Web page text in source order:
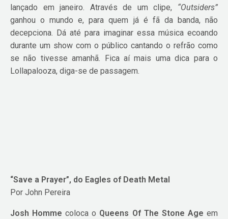
lançado em janeiro. Através de um clipe, “Outsiders”
ganhou o mundo e, para quem já é fã da banda, não
decepciona. Dá até para imaginar essa música ecoando
durante um show com o público cantando o refrão como
se não tivesse amanhã. Fica aí mais uma dica para o
Lollapalooza, diga-se de passagem.
“Save a Prayer”, do Eagles of Death Metal
Por John Pereira
Josh Homme coloca o Queens Of The Stone Age em